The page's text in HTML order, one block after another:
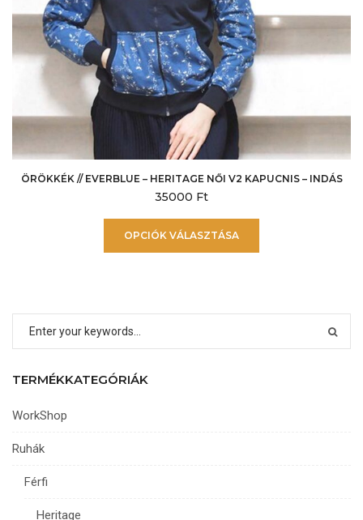
ÖRÖKKÉK // EVERBLUE – HERITAGE NŐI V2 KAPUCNIS – INDÁS
35000 Ft
OPCIÓK VÁLASZTÁSA
TERMÉKKATEGÓRIÁK
WorkShop
Ruhák
Férfi
Heritage